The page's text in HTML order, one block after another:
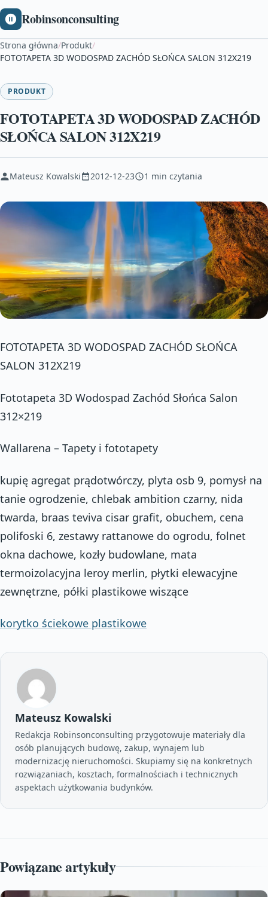
Robinsonconsulting
Strona główna/Produkt/
FOTOTAPETA 3D WODOSPAD ZACHÓD SŁOŃCA SALON 312X219
PRODUKT
FOTOTAPETA 3D WODOSPAD ZACHÓD
SŁOŃCA SALON 312X219
Mateusz Kowalski 2012-12-23 1 min czytania
FOTOTAPETA 3D WODOSPAD ZACHÓD SŁOŃCA
SALON 312X219
Fototapeta 3D Wodospad Zachód Słońca Salon
312×219
Wallarena – Tapety i fototapety
kupię agregat prądotwórczy, plyta osb 9, pomysł na
tanie ogrodzenie, chlebak ambition czarny, nida
twarda, braas teviva cisar grafit, obuchem, cena
polifoski 6, zestawy rattanowe do ogrodu, folnet
okna dachowe, kozły budowlane, mata
termoizolacyjna leroy merlin, płytki elewacyjne
zewnętrzne, półki plastikowe wiszące
korytko ściekowe plastikowe
Mateusz Kowalski
Redakcja Robinsonconsulting przygotowuje materiały dla
osób planujących budowę, zakup, wynajem lub
modernizację nieruchomości. Skupiamy się na konkretnych
rozwiązaniach, kosztach, formalnościach i technicznych
aspektach użytkowania budynków.
Powiązane artykuły